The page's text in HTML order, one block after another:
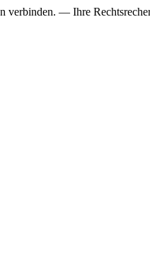
verbinden. — Ihre